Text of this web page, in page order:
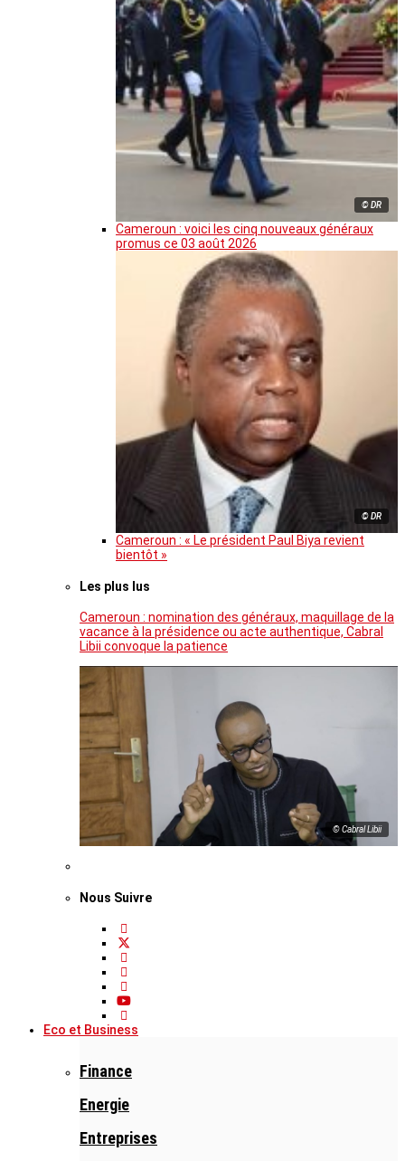
© DR
Cameroun : voici les cinq nouveaux généraux
promus ce 03 août 2026
© DR
Cameroun : « Le président Paul Biya revient
bientôt »
Les plus lus
Cameroun : nomination des généraux, maquillage de la
vacance à la présidence ou acte authentique, Cabral
Libii convoque la patience
© Cabral Libii
Nous Suivre
Eco et Business
Finance
Energie
Entreprises